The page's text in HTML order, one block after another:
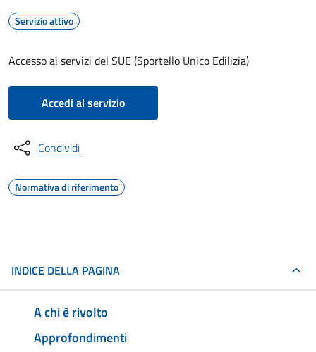
Servizio attivo
Accesso ai servizi del SUE (Sportello Unico Edilizia)
Accedi al servizio
Condividi
Normativa di riferimento
INDICE DELLA PAGINA
A chi è rivolto
Approfondimenti